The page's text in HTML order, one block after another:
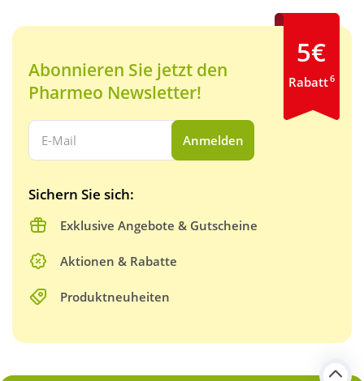
Abonnieren Sie jetzt den
Pharmeo Newsletter!
Ihre E-Mail Adresse:
Anmelden
Sichern Sie sich:
Exklusive Angebote & Gutscheine
Aktionen & Rabatte
Produktneuheiten
5€
Rabatt6